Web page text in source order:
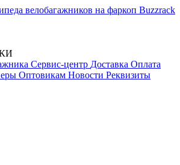
велобагажников на фаркоп Buzzrack
Сервис-центр Доставка Оплата
Оптовикам Новости Реквизиты